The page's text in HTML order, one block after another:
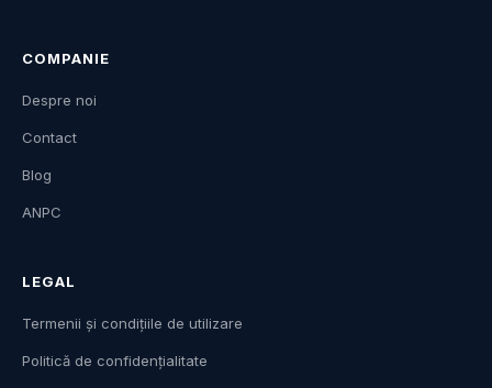
COMPANIE
Despre noi
Contact
Blog
ANPC
LEGAL
Termenii și condițiile de utilizare
Politică de confidențialitate